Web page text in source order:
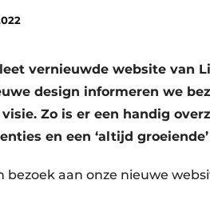
vernieuwde website van
design informeren we
Zo is er een handig
en een ‘altijd
aan onze nieuwe